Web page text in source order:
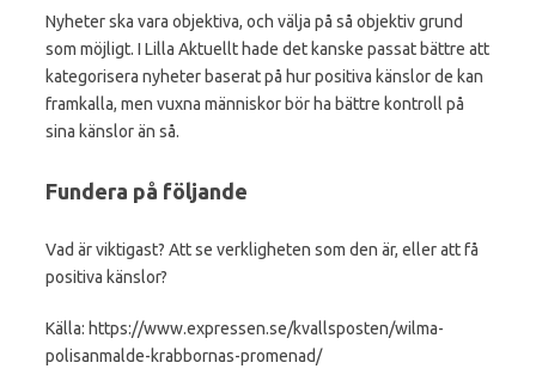
Nyheter ska vara objektiva, och välja på så objektiv grund
som möjligt. I Lilla Aktuellt hade det kanske passat bättre att
kategorisera nyheter baserat på hur positiva känslor de kan
framkalla, men vuxna människor bör ha bättre kontroll på
sina känslor än så.
Fundera på följande
Vad är viktigast? Att se verkligheten som den är, eller att få
positiva känslor?
Källa: https://www.expressen.se/kvallsposten/wilma-
polisanmalde-krabbornas-promenad/